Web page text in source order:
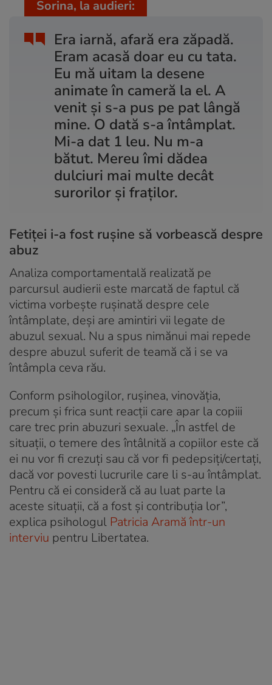
Era iarnă, afară era zăpadă.
Eram acasă doar eu cu tata.
Eu mă uitam la desene
animate în cameră la el. A
venit și s-a pus pe pat lângă
mine. O dată s-a întâmplat.
Mi-a dat 1 leu. Nu m-a
bătut. Mereu îmi dădea
dulciuri mai multe decât
surorilor și fraților.
Sorina, la audieri:
Fetiței i-a fost rușine să vorbească despre
abuz
Analiza comportamentală realizată pe
parcursul audierii este marcată de faptul că
victima vorbește rușinată despre cele
întâmplate, deși are amintiri vii legate de
abuzul sexual. Nu a spus nimănui mai repede
despre abuzul suferit de teamă că i se va
întâmpla ceva rău.
Conform psihologilor, rușinea, vinovăția,
precum și frica sunt reacții care apar la copiii
care trec prin abuzuri sexuale. „În astfel de
situații, o temere des întâlnită a copiilor este că
ei nu vor fi crezuți sau că vor fi pedepsiți/certați,
dacă vor povesti lucrurile care li s-au întâmplat.
Pentru că ei consideră că au luat parte la
aceste situații, că a fost și contribuția lor”,
explica psihologul Patricia Aramă într-un
interviu pentru Libertatea.